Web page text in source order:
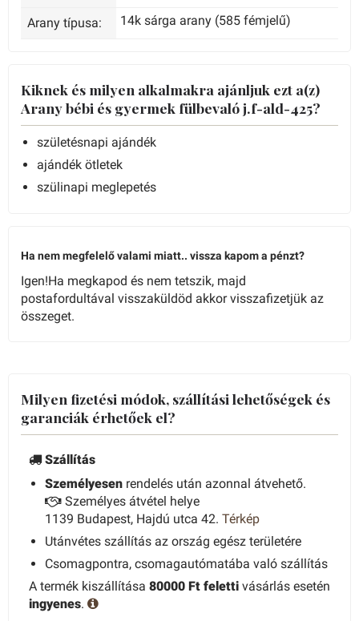
Arany típusa: 14k sárga arany (585 fémjelű)
Kiknek és milyen alkalmakra ajánljuk ezt a(z)
Arany bébi és gyermek fülbevaló j.f-ald-425?
születésnapi ajándék
ajándék ötletek
szülinapi meglepetés
Ha nem megfelelő valami miatt.. vissza kapom a pénzt?
Igen!Ha megkapod és nem tetszik, majd
postafordultával visszaküldöd akkor visszafizetjük az
összeget.
Milyen fizetési módok, szállítási lehetőségek és
garanciák érhetőek el?
Szállítás
Személyesen rendelés után azonnal átvehető.
Személyes átvétel helye
1139 Budapest, Hajdú utca 42. Térkép
Utánvétes szállítás az ország egész területére
Csomagpontra, csomagautómatába való szállítás
A termék kiszállítása 80000 Ft feletti vásárlás esetén
ingyenes.